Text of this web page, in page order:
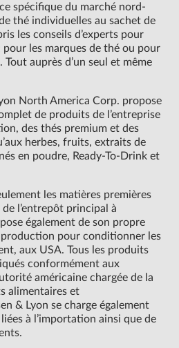
spécifique du marché nord-
thé individuelles au sachet de
les conseils d’experts pour
pour les marques de thé ou pour
Tout auprès d’un seul et même
North America Corp. propose
de produits de l’entreprise
des thés premium et des
herbes, fruits, extraits de
en poudre, Ready-To-Drink et
les matières premières
l’entrepôt principal à
également de son propre
pour conditionner les
aux USA. Tous les produits
conformément aux
américaine chargée de la
alimentaires et
& Lyon se charge également
à l’importation ainsi que de